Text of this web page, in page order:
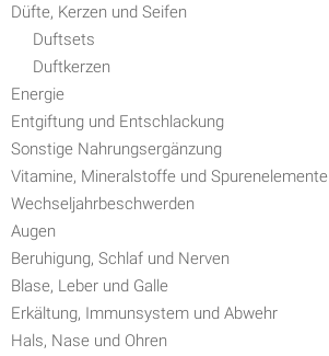
Düfte, Kerzen und Seifen
Duftsets
Duftkerzen
Energie
Entgiftung und Entschlackung
Sonstige Nahrungsergänzung
Vitamine, Mineralstoffe und Spurenelemente
Wechseljahrbeschwerden
Augen
Beruhigung, Schlaf und Nerven
Blase, Leber und Galle
Erkältung, Immunsystem und Abwehr
Hals, Nase und Ohren